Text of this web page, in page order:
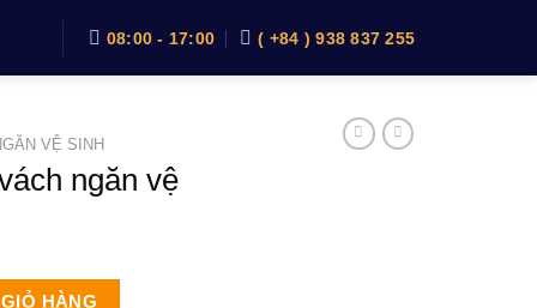
08:00 - 17:00 ( +84 ) 938 837 255
VỆ SINH
ngăn vệ
sinh inox 304 số lượng
HÀNG